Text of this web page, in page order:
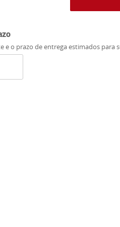
e o prazo de entrega estimados para